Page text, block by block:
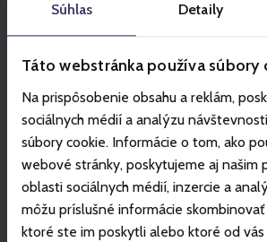
Súhlas Detaily
Táto webstránka používa súbory
Na prispôsobenie obsahu a reklám,
sociálnych médií a analýzu
súbory cookie. Informácie o tom, ako
webové stránky, poskytujeme aj našim
oblasti sociálnych médií, inzercie a
môžu príslušné informácie
ktoré ste im poskytli alebo ktoré od
Tropical night at Tatralandia
Experience a summer pool party
unforgettable nighttime adrenaline
slides!